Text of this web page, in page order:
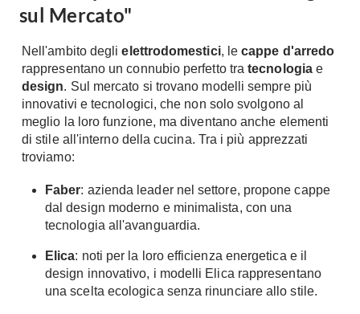
sul Mercato"
Nell'ambito deglielettrodomestici, lecappe d'arredo
rappresentano un connubio perfetto tratecnologiae
design. Sul mercato si trovano modelli sempre più
innovativi e tecnologici, che non solo svolgono al
meglio la loro funzione, ma diventano anche elementi
di stile all'interno della cucina. Tra i più apprezzati
troviamo:
Faber: azienda leader nel settore, propone cappe
dal design moderno e minimalista, con una
tecnologia all'avanguardia.
Elica: noti per la loro efficienza energetica e il
design innovativo, i modelli Elica rappresentano
una scelta ecologica senza rinunciare allo stile.